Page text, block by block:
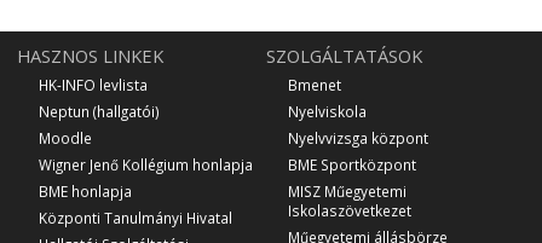
HASZNOS LINKEK
HK-INFO levlista
Neptun (hallgatói)
Moodle
Wigner Jenő Kollégium honlapja
BME honlapja
Központi Tanulmányi Hivatal
SZOLGÁLTATÁSOK
Bmenet
Nyelviskola
Nyelvvizsga központ
BME Sportközpont
MISZ Műegyetemi
Iskolaszövetkezet
Műegyetemi állásbörze